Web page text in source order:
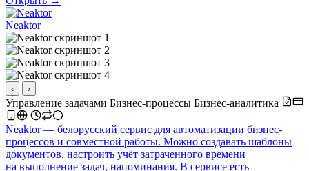
Neaktor
‹ ›
Управление задачами Бизнес-процессы Бизнес-аналитика
Neaktor — белорусский сервис для автоматизации бизнес-
процессов и совместной работы. Можно создавать шаблоны
документов, настроить учёт затраченного времени
на выполнение задач, напоминания. В сервисе есть